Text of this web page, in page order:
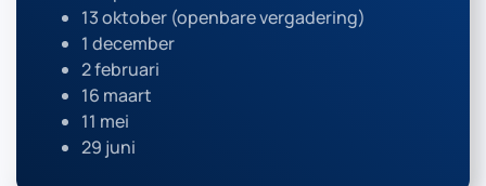
13 oktober (openbare vergadering)
1 december
2 februari
16 maart
11 mei
29 juni